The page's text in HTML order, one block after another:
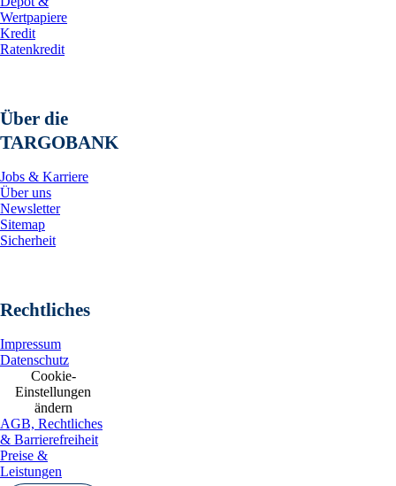
Wertpapiere
Kredit
Ratenkredit
Über die
TARGOBANK
Jobs & Karriere
Über uns
Newsletter
Sitemap
Sicherheit
Rechtliches
Impressum
Datenschutz
Cookie-
Einstellungen
ändern
AGB, Rechtliches
& Barrierefreiheit
Preise &
Leistungen